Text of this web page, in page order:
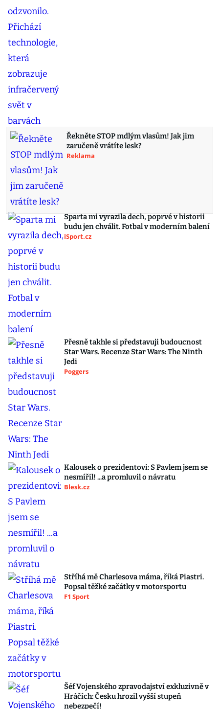
Řekněte STOP mdlým vlasům! Jak jim
zaručeně vrátíte lesk?
Reklama
Sparta mi vyrazila dech, poprvé v historii
budu jen chválit. Fotbal v moderním balení
iSport.cz
Přesně takhle si představuji budoucnost
Star Wars. Recenze Star Wars: The Ninth
Jedi
Poggers
Kalousek o prezidentovi: S Pavlem jsem se
nesmířil! ...a promluvil o návratu
Blesk.cz
Stříhá mě Charlesova máma, říká Piastri.
Popsal těžké začátky v motorsportu
F1 Sport
Šéf Vojenského zpravodajství exkluzivně v
Hráčích: Česku hrozil vyšší stupeň
nebezpečí!